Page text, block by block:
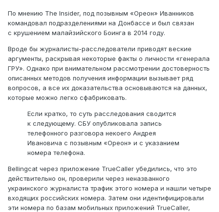
По мнению The Insider, под позывным «Ореон» Иванников
командовал подразделениями на Донбассе и был связан
c крушением малайзийского Боинга в 2014 году.
Вроде бы журналисты-расследователи приводят веские
аргументы, раскрывая некоторые факты о личности «генерала
ГРУ». Однако при внимательном рассмотрении достоверность
описанных методов получения информации вызывает ряд
вопросов, а все их доказательства основываются на данных,
которые можно легко сфабриковать.
Если кратко, то суть расследования сводится
к следующему. СБУ опубликовала запись
телефонного разговора некоего Андрея
Ивановича с позывным «Ореон» и с указанием
номера телефона.
Bellingcat через приложение TrueCaller убедились, что это
действительно он, проверили через неназванного
украинского журналиста трафик этого номера и нашли четыре
входящих российских номера. Затем они идентифицировали
эти номера по базам мобильных приложений TrueCaller,